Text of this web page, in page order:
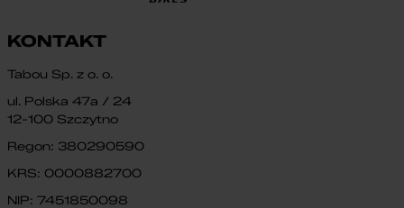
KONTAKT
Tabou Sp. z o. o.
ul. Polska 47a / 24
12-100 Szczytno
Regon: 380290590
KRS: 0000882700
NIP: 7451850098